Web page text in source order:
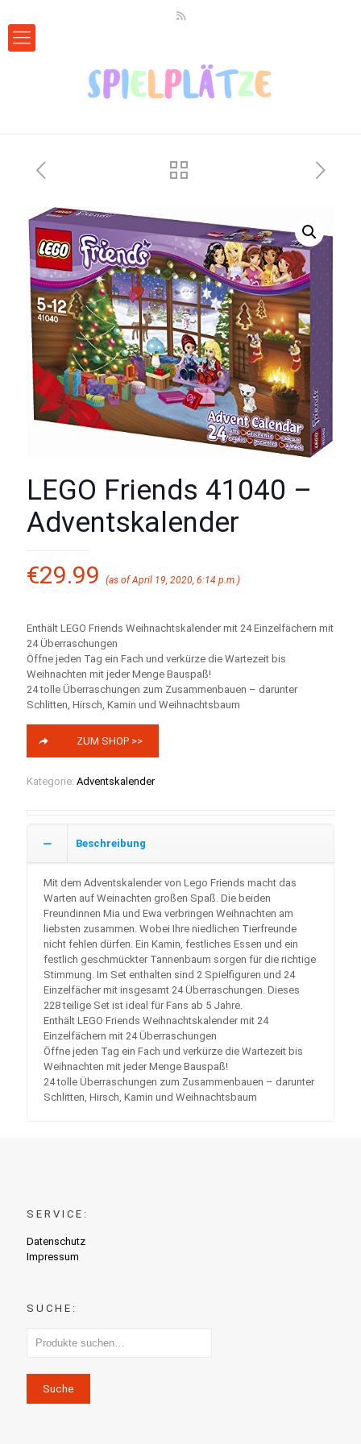
LEGO Friends 41040 –
Adventskalender
€29.99 (as of April 19, 2020, 6:14 p.m.)
Enthält LEGO Friends Weihnachtskalender mit 24 Einzelfächern mit
24 Überraschungen
Öffne jeden Tag ein Fach und verkürze die Wartezeit bis
Weihnachten mit jeder Menge Bauspaß!
24 tolle Überraschungen zum Zusammenbauen – darunter
Schlitten, Hirsch, Kamin und Weihnachtsbaum
ZUM SHOP >>
Kategorie: Adventskalender
Beschreibung
Mit dem Adventskalender von Lego Friends macht das
Warten auf Weinachten großen Spaß. Die beiden
Freundinnen Mia und Ewa verbringen Weihnachten am
liebsten zusammen. Wobei Ihre niedlichen Tierfreunde
nicht fehlen dürfen. Ein Kamin, festliches Essen und ein
festlich geschmückter Tannenbaum sorgen für die richtige
Stimmung. Im Set enthalten sind 2 Spielfiguren und 24
Einzelfächer mit insgesamt 24 Überraschungen. Dieses
228 teilige Set ist ideal für Fans ab 5 Jahre.
Enthält LEGO Friends Weihnachtskalender mit 24
Einzelfächern mit 24 Überraschungen
Öffne jeden Tag ein Fach und verkürze die Wartezeit bis
Weihnachten mit jeder Menge Bauspaß!
24 tolle Überraschungen zum Zusammenbauen – darunter
Schlitten, Hirsch, Kamin und Weihnachtsbaum
SERVICE:
Datenschutz
Impressum
SUCHE:
Suche